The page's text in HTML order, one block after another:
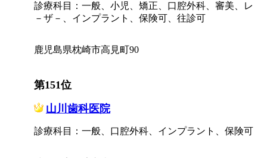
診療科目：一般、小児、矯正、口腔外科、審美、レ
－ザ－、インプラント、保険可、往診可
鹿児島県枕崎市高見町90
第151位
山川歯科医院
診療科目：一般、口腔外科、インプラント、保険可